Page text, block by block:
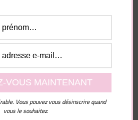
mon e-mail et mon site dans
prochain commentaire.
Vous pouvez vous désinscrire quand
vous le souhaitez.